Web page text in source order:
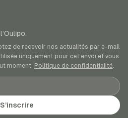
de recevoir nos actualités par e-mail
uniquement pour cet envoi et vous
moment. Politique de confidentialité.
S’inscrire